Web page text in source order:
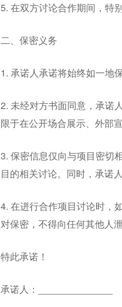
5. 在双方讨论合作期间，特
二、保密义务
1. 承诺人承诺将始终如一地
2. 未经对方书面同意，承诺
限于在公开场合展示、外部
3. 保密信息仅向与项目密切
目的相关讨论。同时，承诺
4. 在进行合作项目讨论时，
对保密，不得向任何其他人
特此承诺！
承诺人：______________